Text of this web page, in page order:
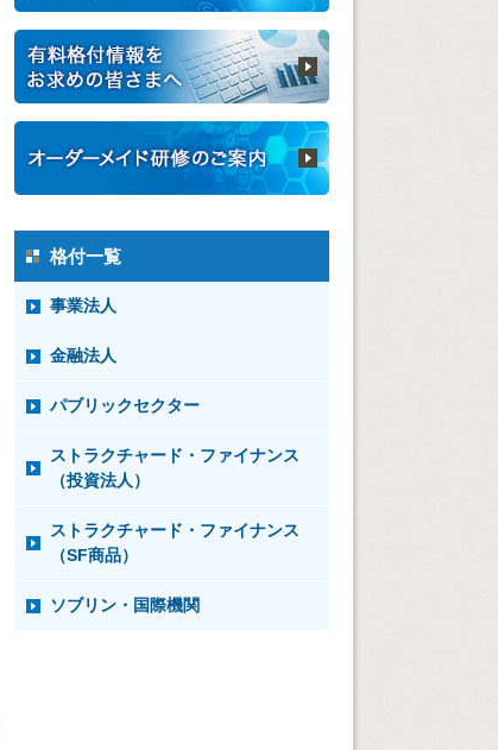
格付一覧
事業法人
金融法人
パブリックセクター
ストラクチャード・ファイナンス
（投資法人）
ストラクチャード・ファイナンス
（SF商品）
ソブリン・国際機関